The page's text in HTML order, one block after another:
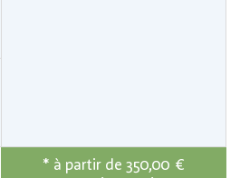
* à partir de 350,00 €